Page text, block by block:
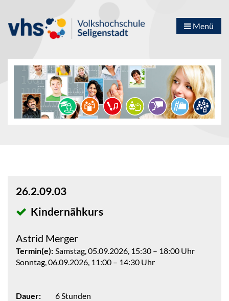
Menü
26.2.09.03
Kindernähkurs
Astrid Merger
Termin(e): Samstag, 05.09.2026, 15:30 – 18:00 Uhr
Sonntag, 06.09.2026, 11:00 – 14:30 Uhr
Dauer:
6 Stunden